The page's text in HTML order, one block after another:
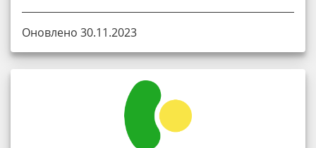
Оновлено 30.11.2023